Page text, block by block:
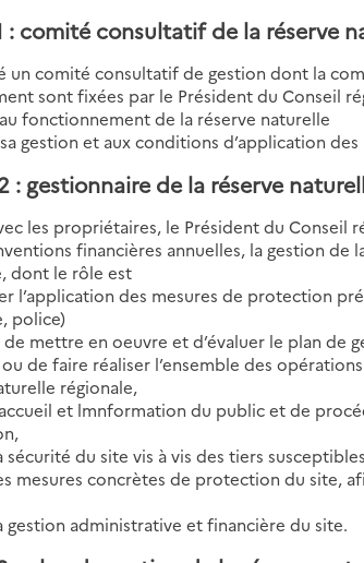
: comité consultatif de la réserve
un comité consultatif de gestion dont la
sont fixées par le Président du Conseil
fonctionnement de la réserve naturelle
gestion et aux conditions d’application
: gestionnaire de la réserve
les propriétaires, le Président du Conseil
financières annuelles, la gestion de
dont le rôle est
l’application des mesures de protection
police)
de mettre en oeuvre et d’évaluer le plan de
de faire réaliser l’ensemble des
régionale,
et lmnformation du public et de
sécurité du site vis à vis des tiers
mesures concrètes de protection du site,
gestion administrative et financière du site.